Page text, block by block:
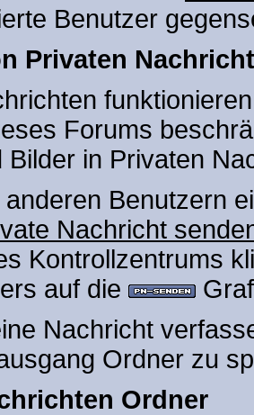
Benutzer
Privaten
Forums
Bilder in Privaten
Benutzern
Nachricht
Kontrollzentrums
auf die
Nachricht
Ordner zu
Ordner